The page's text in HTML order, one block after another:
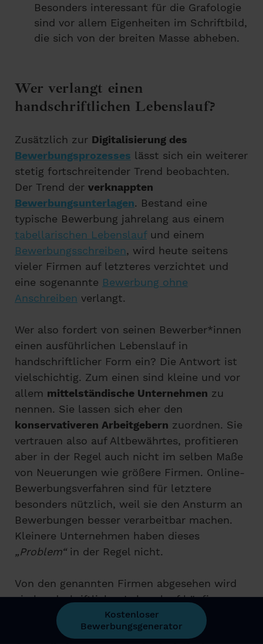
Besonders interessant für die Grafologie
sind vor allem Eigenheiten im Schriftbild,
die sich von der breiten Masse abheben.
Wer verlangt einen
handschriftlichen Lebenslauf?
Zusätzlich zur Digitalisierung des
Bewerbungsprozesses lässt sich ein weiterer
stetig fortschreitender Trend beobachten.
Der Trend der verknappten
Bewerbungsunterlagen. Bestand eine
typische Bewerbung jahrelang aus einem
tabellarischen Lebenslaufund einem
Bewerbungsschreiben, wird heute seitens
vieler Firmen auf letzteres verzichtet und
eine sogenannte Bewerbung ohne
Anschreiben verlangt.
Wer also fordert von seinen Bewerber*innen
einen ausführlichen Lebenslauf in
handschriftlicher Form ein? Die Antwort ist
vielschichtig. Zum einen sind kleine und vor
allem mittelständische Unternehmen zu
nennen. Sie lassen sich eher den
konservativeren Arbeitgebern zuordnen. Sie
vertrauen also auf Altbewährtes, profitieren
aber in der Regel auch nicht im selben Maße
von Neuerungen wie größere Firmen. Online-
Bewerbungsverfahren sind für letztere
besonders nützlich, weil sie den Ansturm an
Bewerbungen besser verarbeitbar machen.
Kleinere Unternehmen haben dieses
„Problem“in der Regel nicht.
Von den genannten Firmen abgesehen wird
ein handschriftlicher Lebenslauf häufig von
Bewerber*innen verlangt, die sich für
bei Behörden, der Bundespolizei , dem
Kostenloser
Bewerbungsgenerator